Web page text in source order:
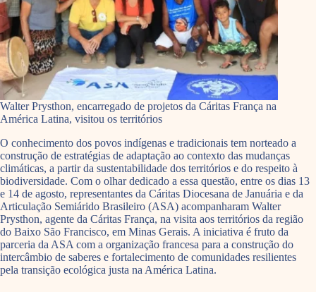
Walter Prysthon, encarregado de projetos da Cáritas França na
América Latina, visitou os territórios
O conhecimento dos povos indígenas e tradicionais tem norteado a
construção de estratégias de adaptação ao contexto das mudanças
climáticas, a partir da sustentabilidade dos territórios e do respeito à
biodiversidade. Com o olhar dedicado a essa questão, entre os dias 13
e 14 de agosto, representantes da Cáritas Diocesana de Januária e da
Articulação Semiárido Brasileiro (ASA) acompanharam Walter
Prysthon, agente da Cáritas França, na visita aos territórios da região
do Baixo São Francisco, em Minas Gerais. A iniciativa é fruto da
parceria da ASA com a organização francesa para a construção do
intercâmbio de saberes e fortalecimento de comunidades resilientes
pela transição ecológica justa na América Latina.